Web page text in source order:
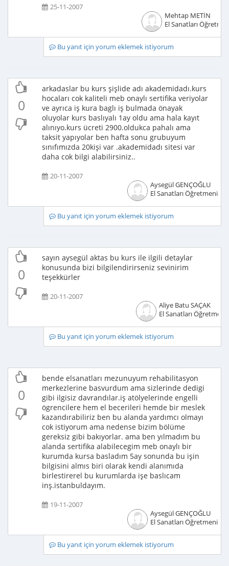
25-11-2007
Mehtap METİN
El Sanatları
Bu yanıt için yorum eklemek istiyorum
0
arkadaslar bu kurs şişlide adı akademidadı.kurs
hocaları cok kaliteli meb onaylı sertifika veriyolar
ve ayrıca iş kura baglı iş bulmada önayak
oluyolar kurs baslıyalı 1ay oldu ama hala kayıt
alınıyo.kurs ücreti 2900.oldukca pahalı ama
taksit yapıyolar ben hafta sonu grubuyum
sınıfımızda 20kişi var .akademidadı sitesi var
daha cok bilgi alabilirsiniz..
20-11-2007
Aysegül GENÇOĞLU
El Sanatları Öğretmeni
Bu yanıt için yorum eklemek istiyorum
0
sayın aysegül aktas bu kurs ile ilgili detaylar
konusunda bizi bilgilendirirseniz sevinirim
teşekkürler
20-11-2007
Aliye Batu SAÇAK
El Sanatları Öğretmeni
Bu yanıt için yorum eklemek istiyorum
0
bende elsanatları mezunuyum rehabilitasyon
merkezlerine basvurdum ama sizlerinde dedigi
gibi ilgisiz davrandılar.iş atölyelerinde engelli
ögrencilere hem el becerileri hemde bir meslek
kazandırabiliriz ben bu alanda yardımcı olmayı
cok istiyorum ama nedense bizim bölüme
gereksiz gibi bakıyorlar. ama ben yılmadım bu
alanda sertifika alabilecegim meb onaylı bir
kurumda kursa basladım 5ay sonunda bu işin
bilgisini almıs biri olarak kendi alanımıda
birlestirerel bu kurumlarda işe baslıcam
inş.istanbuldayım.
19-11-2007
Aysegül GENÇOĞLU
El Sanatları Öğretmeni
Bu yanıt için yorum eklemek istiyorum